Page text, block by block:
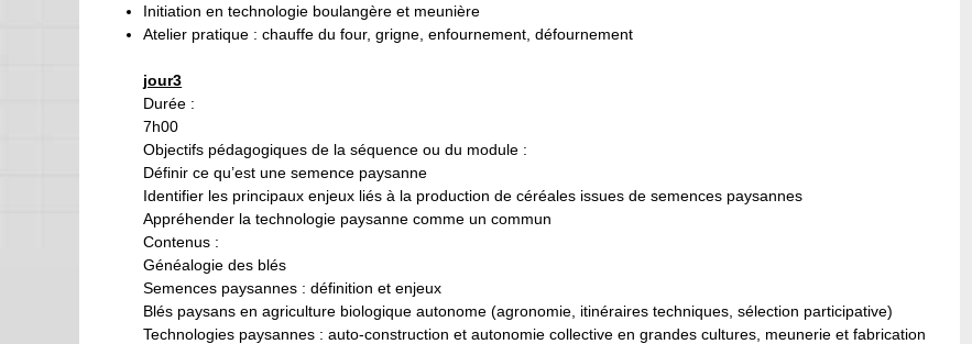
Initiation en technologie boulangère et meunière
Atelier pratique : chauffe du four, grigne, enfournement, défournement
jour3
Durée :
7h00
Objectifs pédagogiques de la séquence ou du module :
Définir ce qu’est une semence paysanne
Identifier les principaux enjeux liés à la production de céréales issues de semences paysannes
Appréhender la technologie paysanne comme un commun
Contenus :
Généalogie des blés
Semences paysannes : définition et enjeux
Blés paysans en agriculture biologique autonome (agronomie, itinéraires techniques, sélection participative)
Technologies paysannes : auto-construction et autonomie collective en grandes cultures, meunerie et fabrication